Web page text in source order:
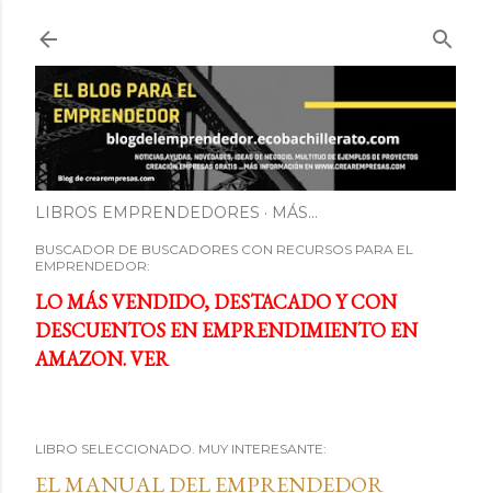
LIBROS EMPRENDEDORES MÁS…
BUSCADOR DE BUSCADORES CON RECURSOS PARA EL
EMPRENDEDOR:
LO MÁS VENDIDO, DESTACADO Y CON
DESCUENTOS EN EMPRENDIMIENTO EN
AMAZON. VER
LIBRO SELECCIONADO. MUY INTERESANTE:
EL MANUAL DEL EMPRENDEDOR